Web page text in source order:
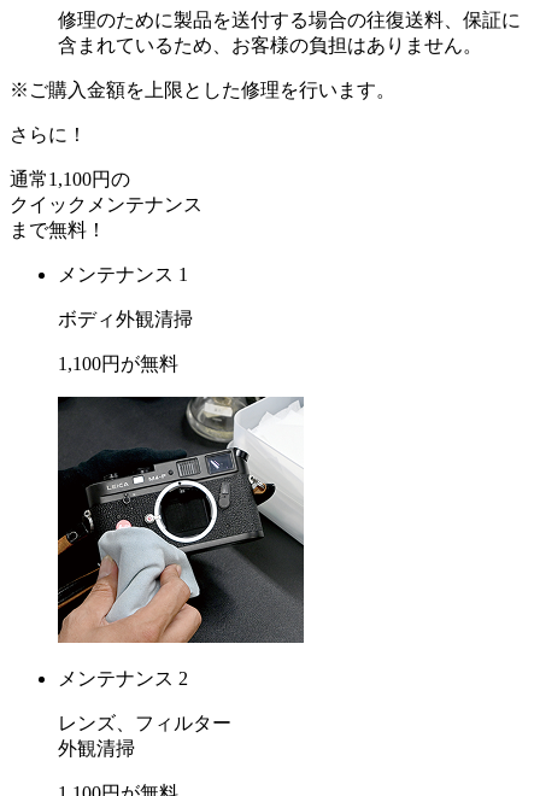
修理のために製品を送付する場合の往復送料、保証に
含まれているため、お客様の負担はありません。
※ご購入金額を上限とした修理を行います。
さらに！
通常1,100円の
クイックメンテナンス
まで無料 ！
メンテナンス 1
ボディ外観清掃
1,100円が無料
メンテナンス 2
レンズ、フィルター
外観清掃